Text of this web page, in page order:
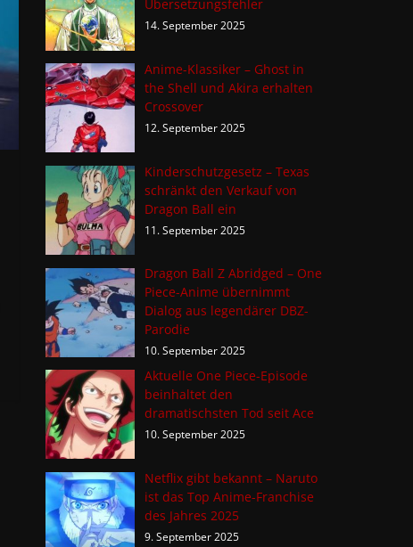
Übersetzungsfehler
14. September 2025
Anime-Klassiker – Ghost in
the Shell und Akira erhalten
Crossover
12. September 2025
Kinderschutzgesetz – Texas
schränkt den Verkauf von
Dragon Ball ein
11. September 2025
Dragon Ball Z Abridged – One
Piece-Anime übernimmt
Dialog aus legendärer DBZ-
Parodie
10. September 2025
Aktuelle One Piece-Episode
beinhaltet den
dramatischsten Tod seit Ace
10. September 2025
Netflix gibt bekannt – Naruto
ist das Top Anime-Franchise
des Jahres 2025
9. September 2025